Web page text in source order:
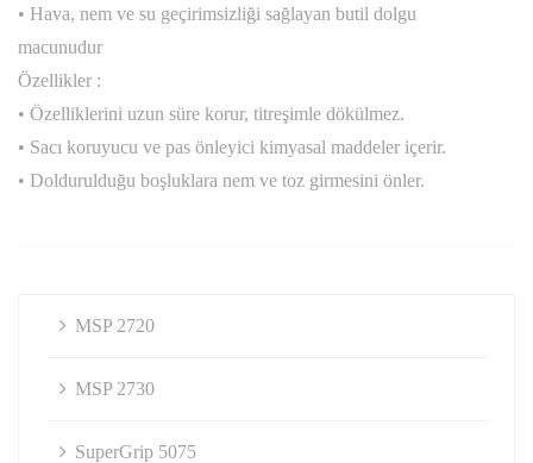
Yapıştırıcılar
Mermer İşleme Malzemeleri
Mermer Yapıştırıcıları
TURKUAZ SERAMİK TEZGAHALTI EVYELER
Ankastre Evyeler
Seramik ve Pvc Yapıştırıcıları
GROUT VE TAMİR HARÇLARI
YAPISAL GÜÇLENDİRME ÜRÜNLERİ
• Hava, nem ve su geçirimsizliği sağlayan butil dolgu
macunudur
Özellikler :
• Özelliklerini uzun süre korur, titreşimle dökülmez.
• Sacı koruyucu ve pas önleyici kimyasal maddeler içerir.
• Doldurulduğu boşluklara nem ve toz girmesini önler.
MSP 2720
MSP 2730
SuperGrip 5075